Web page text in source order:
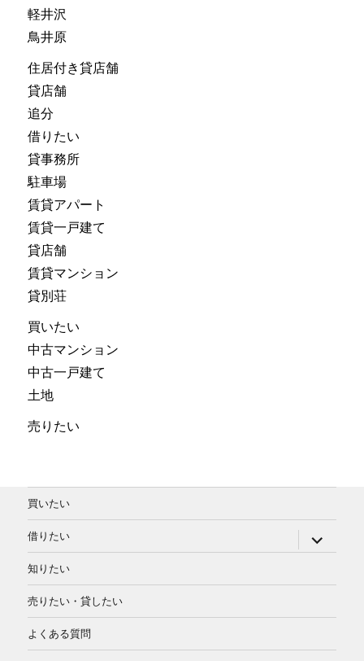
軽井沢
鳥井原
住居付き貸店舗
貸店舗
追分
借りたい
貸事務所
駐車場
賃貸アパート
賃貸一戸建て
貸店舗
賃貸マンション
貸別荘
買いたい
中古マンション
中古一戸建て
土地
売りたい
買いたい
借りたい
サ
ブ
ュ
を
知りたい
売りたい・貸したい
よくある質問